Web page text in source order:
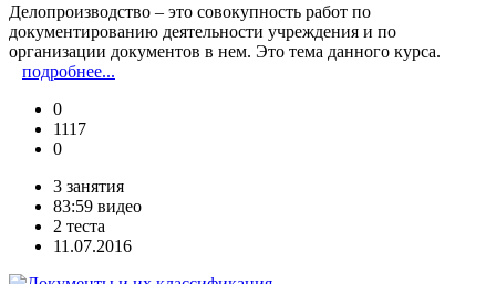
Делопроизводство – это совокупность работ по
документированию деятельности учреждения и по
организации документов в нем. Это тема данного курса.
подробнее...
0
1117
0
3 занятия
83:59 видео
2 теста
11.07.2016